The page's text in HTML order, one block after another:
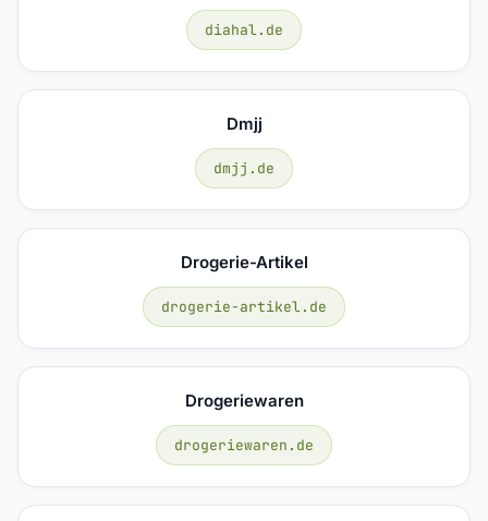
diahal.de
Dmjj
dmjj.de
Drogerie-Artikel
drogerie-artikel.de
Drogeriewaren
drogeriewaren.de